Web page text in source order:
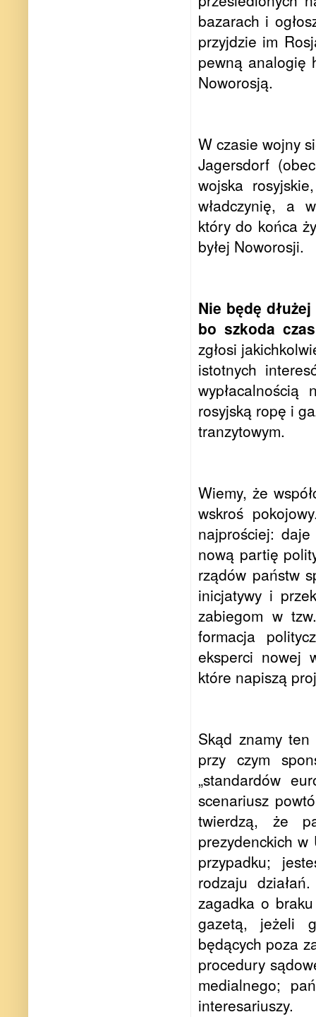
bazarach i
przyjdzie im
pewną analogię
Noworosją.
W czasie wojny
Jagersdorf
wojska
władczynię, a
który do końca
byłej Noworosji.
Nie będę
bo szkoda
zgłosi
istotnych
rosyjską ropę i
tranzytowym.
Wiemy, że
wskroś
najprościej:
nową partię
rządów państw
inicjatywy i
zabiegom w
formacja
eksperci nowej
które napiszą
Skąd znamy
przy czym
„standardów
scenariusz
twierdzą, że
prezydenckich
przypadku;
rodzaju
zagadka o
gazetą, jeżeli
będących poza
procedury
medialnego;
interesariuszy.